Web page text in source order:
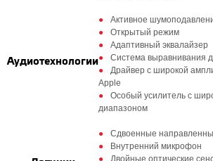
Аудиотехнологии
Активное
Открытый режим
Адаптивный эквалайзер
Система выравнивания
Драйвер с широкой
Apple
Особый усилитель с
диапазоном
Сдвоенные
Внутренний микрофон
Двойные оптические